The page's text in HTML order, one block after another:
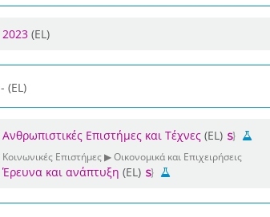
2023 (EL)
- (EL)
Ανθρωπιστικές Επιστήμες και Τέχνες(EL)
Κοινωνικές Επιστήμες ▶ Οικονομικά και Επιχειρήσεις
Έρευνα και ανάπτυξη (EL)